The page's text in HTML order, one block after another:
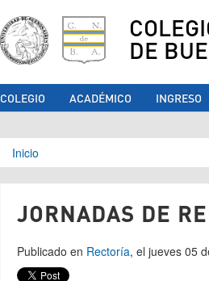
DE
COLEGIO ACADÉMICO INGRESO
Se encuentra
Inicio
JORNADAS DE
Publicado en Rectoría, el jueves 05